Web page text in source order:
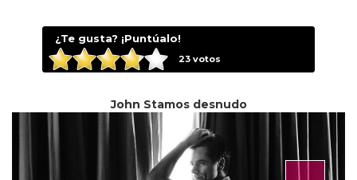
¿Te gusta? ¡Puntúalo!
23votos
John Stamos desnudo